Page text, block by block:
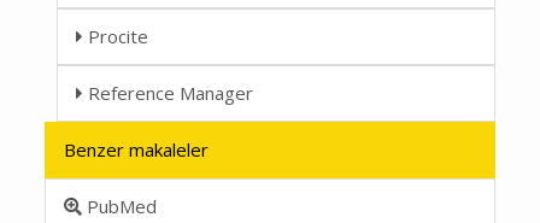
Procite
Reference Manager
Benzer makaleler
PubMed